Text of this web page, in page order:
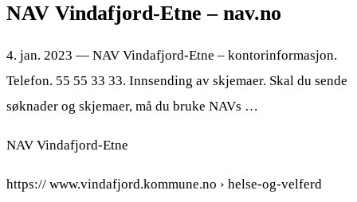
NAV Vindafjord-Etne – nav.no
4. jan. 2023 — NAV Vindafjord-Etne – kontorinformasjon.
Telefon. 55 55 33 33. Innsending av skjemaer. Skal du sende
søknader og skjemaer, må du bruke NAVs …
NAV Vindafjord-Etne
https:// www.vindafjord.kommune.no › helse-og-velferd